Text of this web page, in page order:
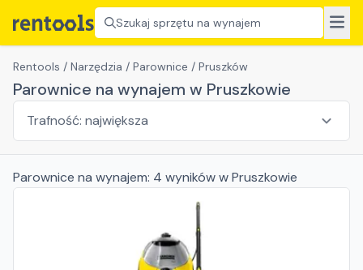
Szukaj sprzętu na wynajem
Rentools / Narzędzia / Parownice / Pruszków
Parownice na wynajem w Pruszkowie
Parownice na wynajem: 4 wynikóww Pruszkowie